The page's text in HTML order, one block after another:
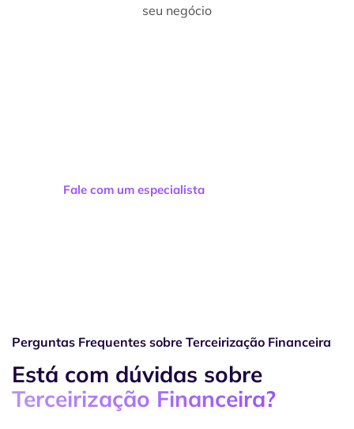
seu negócio
Fale com um especialista
Perguntas Frequentes sobre Terceirização Financeira
Está com dúvidas sobre
Terceirização Financeira?